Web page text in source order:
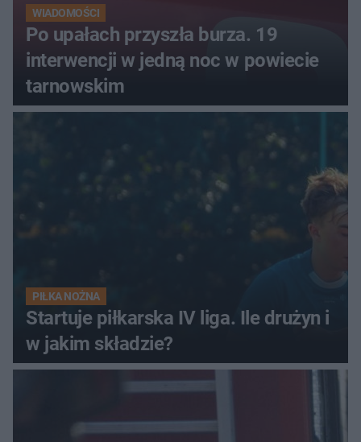
WIADOMOŚCI
Po upałach przyszła burza. 19
interwencji w jedną noc w powiecie
tarnowskim
PIŁKA NOŻNA
Startuje piłkarska IV liga. Ile drużyn i
w jakim składzie?